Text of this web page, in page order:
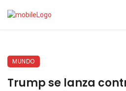
MUNDO
Trump se lanza